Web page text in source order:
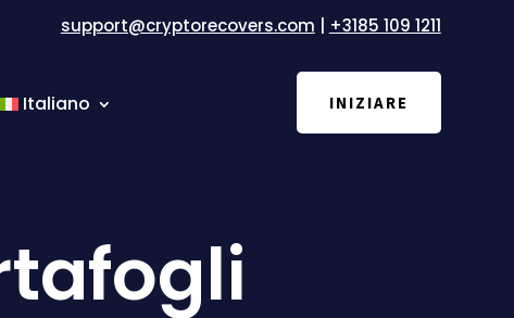
support@cryptorecovers.com +3185 109 1211
Italiano INIZIARE